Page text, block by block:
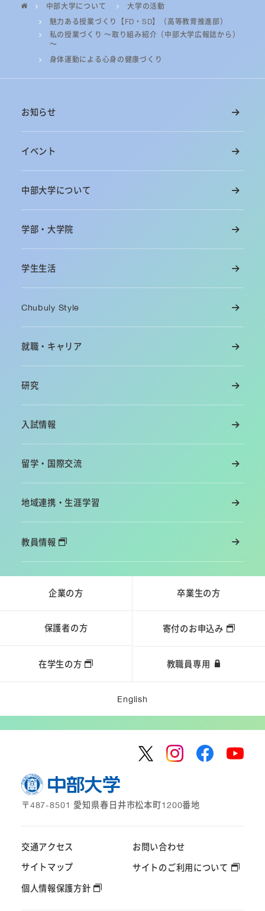
中部大学について
大学の活動
魅力ある授業づくり【FD・SD】（高等教育推進部）
私の授業づくり ～取り組み紹介（中部大学広報誌から）
～
身体運動による心身の健康づくり
お知らせ
イベント
中部大学について
学部・大学院
学生生活
Chubuly Style
就職・キャリア
研究
入試情報
留学・国際交流
地域連携・生涯学習
教員情報
企業の方 卒業生の方
保護者の方 寄付のお申込み
在学生の方 教職員専用
English
〒487-8501 愛知県春日井市松本町1200番地
交通アクセス お問い合わせ
サイトマップ サイトのご利用について
個人情報保護方針